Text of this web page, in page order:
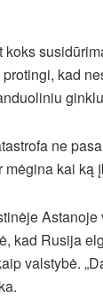
kad
ne
kai ką
kad Rusija
valstybė.